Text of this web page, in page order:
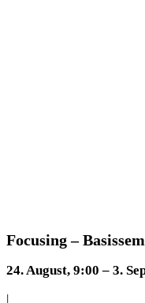
Focusing –
24. August, 9:00 – 3.
|